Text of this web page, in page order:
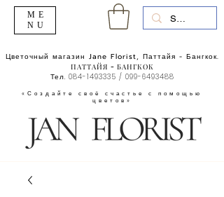
«Создайте своё счастье с помощью
цветов»
Цветочный магазин Jane Florist, Паттайя - Бангкок.
ПАТТАЙЯ - БАНГКОК
Тел. 084-1493335 / 099-6493488
ME
NU